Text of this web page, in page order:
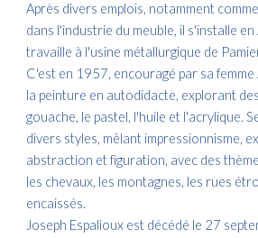
Après divers emplois, notamment
dans l'industrie du meuble, il s'installe
travaille à l'usine métallurgique de
C'est en 1957, encouragé par sa femme
la peinture en autodidacte, explorant
gouache, le pastel, l'huile et l'acrylique.
divers styles, mêlant impressionnisme,
abstraction et figuration, avec des
les chevaux, les montagnes, les rues
encaissés. ​
Joseph Espalioux est décédé le 27